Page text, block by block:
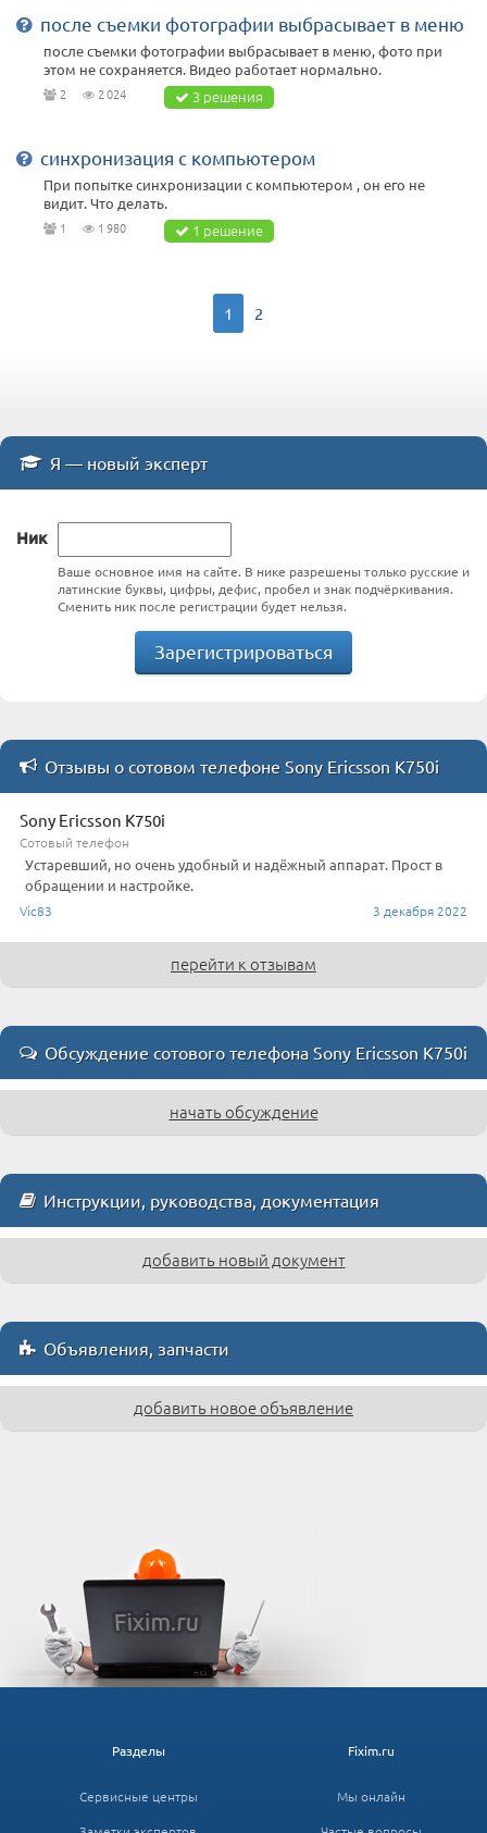
после съемки фотографии выбрасывает в меню
после съемки фотографии выбрасывает в меню, фото при
этом не сохраняется. Видео работает нормально.
2 2 024 3 решения
синхронизация с компьютером
При попытке синхронизации с компьютером , он его не
видит. Что делать.
1 1 980 1 решение
1 2
Я — новый эксперт
Ник
Ваше основное имя на сайте. В нике разрешены только русские и
латинские буквы, цифры, дефис, пробел и знак подчёркивания.
Сменить ник после регистрации будет нельзя.
Зарегистрироваться
Отзывы о сотовом телефоне Sony Ericsson K750i
Sony Ericsson K750i
Сотовый телефон
Устаревший, но очень удобный и надёжный аппарат. Прост в
обращении и настройке.
Vic83 3 декабря 2022
перейти к отзывам
Обсуждение сотового телефона Sony Ericsson K750i
начать обсуждение
Инструкции, руководства, документация
добавить новый документ
Объявления, запчасти
добавить новое объявление
Fixim.ru
Мы онлайн
Разделы
Сервисные центры